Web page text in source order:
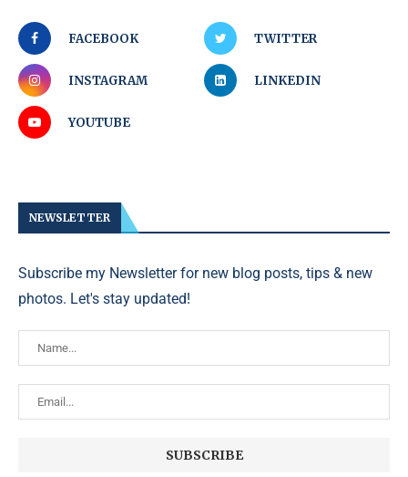
FACEBOOK TWITTER
INSTAGRAM LINKEDIN
YOUTUBE
NEWSLETTER
Subscribe my Newsletter for new blog posts, tips & new
photos. Let's stay updated!